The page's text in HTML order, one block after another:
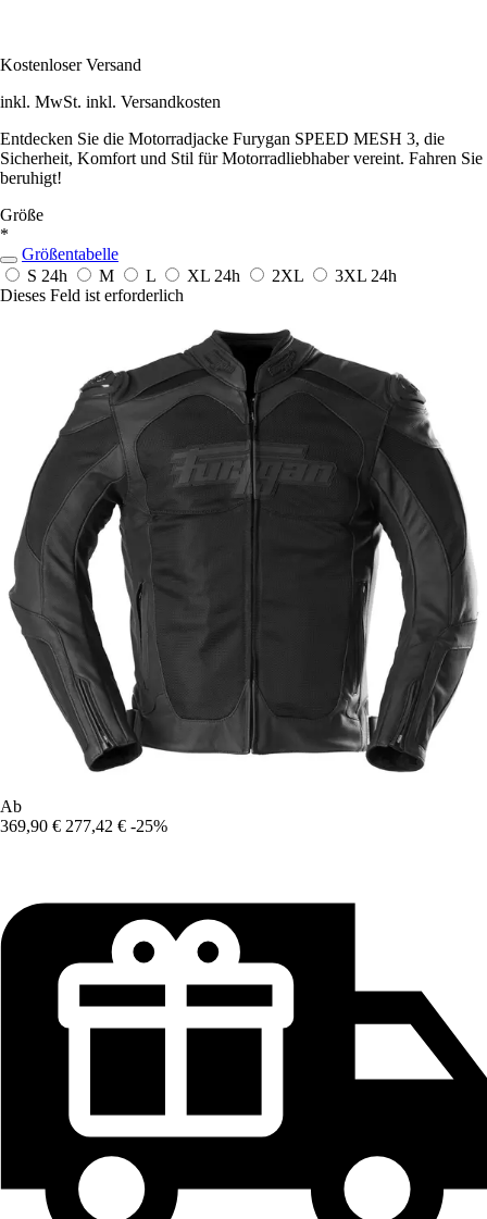
Kostenloser Versand
inkl. MwSt. inkl. Versandkosten
Entdecken Sie die Motorradjacke Furygan SPEED MESH 3, die
Sicherheit, Komfort und Stil für Motorradliebhaber vereint. Fahren Sie
beruhigt!
Größe
*
Größentabelle
S 24h M L XL 24h 2XL 3XL 24h
Dieses Feld ist erforderlich
Ab
369,90 € 277,42 € -25%